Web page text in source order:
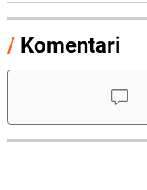
/ Komentari